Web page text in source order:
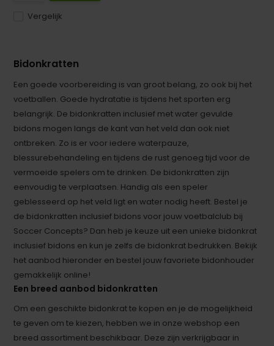
Vergelijk
Bidonkratten
Een goede voorbereiding is van groot belang, zo ook bij het
voetballen. Goede hydratatie is tijdens het sporten erg
belangrijk. De bidonkratten inclusief met water gevulde
bidons mogen langs de kant van het veld dan ook niet
ontbreken. Zo is er voor iedere waterpauze,
blessurebehandeling en tijdens de rust genoeg tijd voor de
vermoeide spelers om te drinken. De bidonkratten zijn
eenvoudig te verplaatsen. Handig als een speler
geblesseerd op het veld ligt en water nodig heeft. Bestel je
de bidonkratten inclusief bidons voor jouw voetbalclub bij
Soccer Concepts? Dan heb je keuze uit een unieke bidonkrat
inclusief bidons en kun je zelfs de bidonkrat bedrukken. Bekijk
het aanbod hieronder en bestel jouw favoriete bidonhouder
gemakkelijk online!
Een breed aanbod bidonkratten
Om een geschikte bidonkrat te kopen en je de mogelijkheid
te geven om te kiezen, hebben we in onze webshop een
breed assortiment beschikbaar. Deze zijn verkrijgbaar in